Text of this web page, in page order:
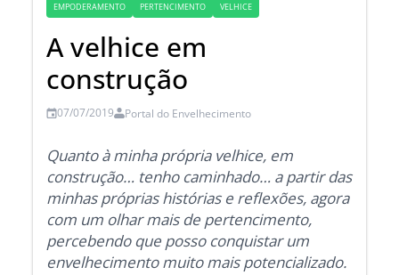
EMPODERAMENTO PERTENCIMENTO VELHICE
A velhice em
construção
07/07/2019 Portal do Envelhecimento
Quanto à minha própria velhice, em
construção… tenho caminhado… a partir das
minhas próprias histórias e reflexões, agora
com um olhar mais de pertencimento,
percebendo que posso conquistar um
envelhecimento muito mais potencializado.